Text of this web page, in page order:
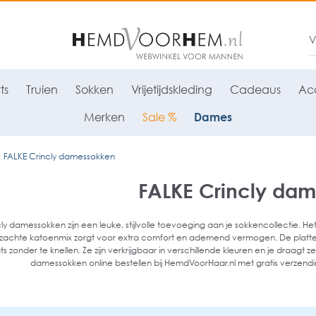
Truien Sokken Vrijetijdskleding Cadeaus
Merken Sale % Dames
FALKE Crincly damessokken
FALKE Crincly
damessokken zijn een leuke, stijlvolle toevoeging aan je sokkencollectie.
katoenmix zorgt voor extra comfort en ademend vermogen. De
zonder te knellen. Ze zijn verkrijgbaar in verschillende kleuren en je draagt
damessokken online bestellen bij HemdVoorHaar.nl met gratis